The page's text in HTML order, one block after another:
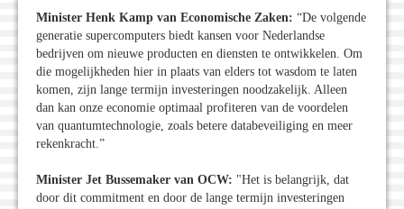
Minister Henk Kamp van Economische Zaken: “De volgende
generatie supercomputers biedt kansen voor Nederlandse
bedrijven om nieuwe producten en diensten te ontwikkelen. Om
die mogelijkheden hier in plaats van elders tot wasdom te laten
komen, zijn lange termijn investeringen noodzakelijk. Alleen
dan kan onze economie optimaal profiteren van de voordelen
van quantumtechnologie, zoals betere databeveiliging en meer
rekenkracht.”
Minister Jet Bussemaker van OCW: "Het is belangrijk, dat
door dit commitment en door de lange termijn investeringen